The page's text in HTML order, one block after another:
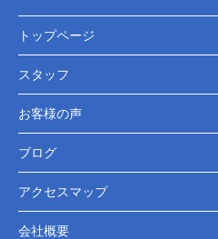
トップページ
スタッフ
お客様の声
ブログ
アクセスマップ
会社概要